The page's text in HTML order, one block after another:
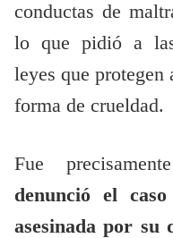
conductas de
lo que pidió a
leyes que
forma de crueldad.
Fue
denunció el
asesinada por su